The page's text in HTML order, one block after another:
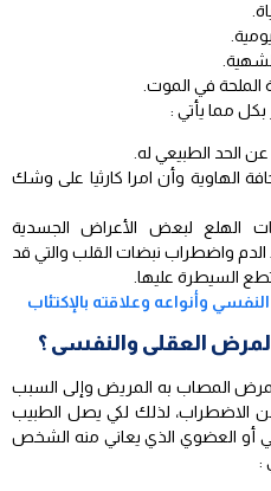
الملحة في الموت.
بكل مما يأتي :
عن الحد الطبيعي له.
الهاوية وأن امرا كارثيا على وشك
الهلع لبعض الأعراض الجسدية
واضطراب نبضات القلب والتي قد
السيطرة عليها.
وأنواعه وعلاقته بالإكتئاب
العقلى والنفسى ؟
المصاب به المريض وإلى السبب
الاضطراب، لذلك لكي يصل الطبيب
أو العضوي الذي يعاني منه الشخص
: